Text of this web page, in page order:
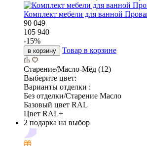
Комплект мебели для ванной
90 049
105 940
-15%
в корзину Товар в корзине
Старение/Масло-Мёд (12)
Выберите цвет:
Варианты отделки :
Без отделки/Старение Масло
Базовый цвет RAL
Цвет RAL+
2 подарка на выбор